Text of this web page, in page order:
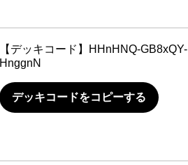
【デッキコード】
HHnHNQ-GB8xQY-
HnggnN
デッキコードをコピーする